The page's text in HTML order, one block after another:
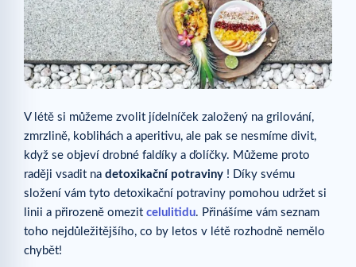
V létě si můžeme zvolit jídelníček založený na grilování,
zmrzlině, koblihách a aperitivu, ale pak se nesmíme divit,
když se objeví drobné faldíky a ďolíčky. Můžeme proto
raději vsadit na detoxikační potraviny ! Díky svému
složení vám tyto detoxikační potraviny pomohou udržet si
linii a přirozeně omezit celulitidu. Přinášíme vám seznam
toho nejdůležitějšího, co by letos v létě rozhodně nemělo
chybět!